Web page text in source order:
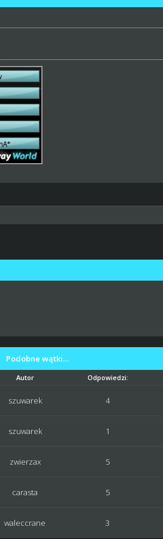
Podobne wątki…
Autor Odpowiedzi:
szuwarek 4
szuwarek 1
zwierzax 5
carasta 5
waleccrane 3